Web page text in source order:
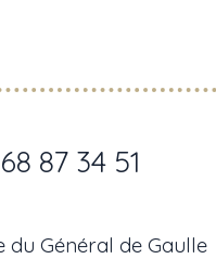
87 34 51
du Général de Gaulle